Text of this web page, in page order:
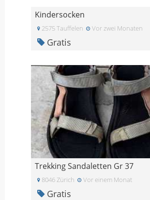
Kindersocken
2575 Tauffelen Vor zwei Monaten
Gratis
Trekking Sandaletten Gr 37
8046 Zürich Vor einem Monat
Gratis